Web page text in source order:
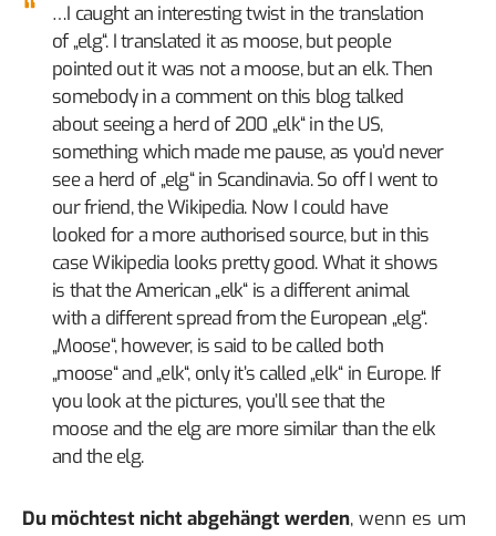
…I caught an interesting twist in the translation
of „elg“. I translated it as moose, but people
pointed out it was not a moose, but an elk. Then
somebody in a comment on this blog talked
about seeing a herd of 200 „elk“ in the US,
something which made me pause, as you’d never
see a herd of „elg“ in Scandinavia. So off I went to
our friend, the Wikipedia. Now I could have
looked for a more authorised source, but in this
case Wikipedia looks pretty good. What it shows
is that the American „elk“ is a different animal
with a different spread from the European „elg“.
„Moose“, however, is said to be called both
„moose“ and „elk“, only it’s called „elk“ in Europe. If
you look at the pictures, you’ll see that the
moose and the elg are more similar than the elk
and the elg.
Du möchtest nicht abgehängt werden, wenn es um